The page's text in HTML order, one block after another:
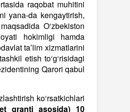
raqobat muhitini
yana-da kengaytirish,
O‘zbekiston
hokimligi hamda
taʼlim xizmatlarini
etish to‘g‘risidagi
Qarori qabul
ko‘rsatkichlari
granti asosida) 10